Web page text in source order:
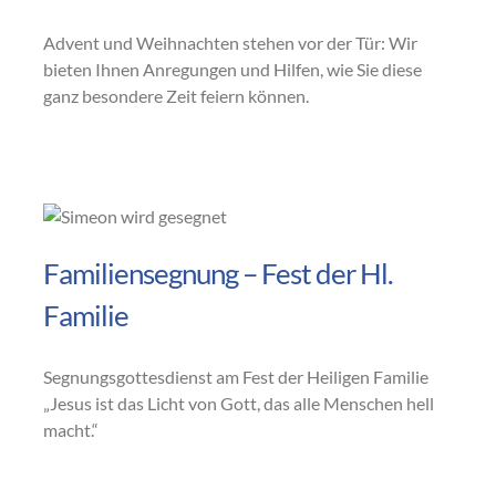
Advent und Weihnachten stehen vor der Tür: Wir
bieten Ihnen Anregungen und Hilfen, wie Sie diese
ganz besondere Zeit feiern können.
Familiensegnung – Fest der Hl.
Familie
Segnungsgottesdienst am Fest der Heiligen Familie
„Jesus ist das Licht von Gott, das alle Menschen hell
macht.“